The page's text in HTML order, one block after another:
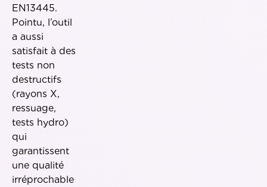
EN13445.
Pointu, l’outil
a aussi
satisfait à des
tests non
destructifs
(rayons X,
ressuage,
tests hydro)
qui
garantissent
une qualité
irréprochable